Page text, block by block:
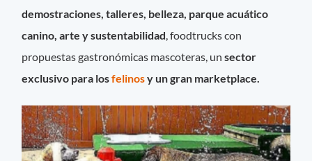
demostraciones, talleres, belleza, parque acuático
canino, arte y sustentabilidad, foodtrucks con
propuestas gastronómicas mascoteras, un sector
exclusivo para losfelinosy un gran marketplace.